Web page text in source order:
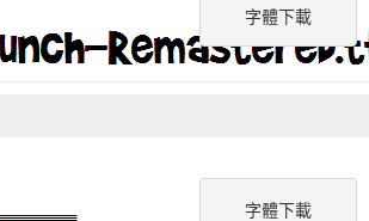
字體下載
字體下載